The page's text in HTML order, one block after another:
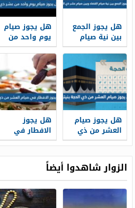
هل يجوز الجمع
بين نية صيام
القضاء وبين
صيام عشر ذي
الحجة
هل يجوز صيام
يوم واحد من
عشر ذي الحجة
هل يجوز صيام
العشر من ذي
الحجة بنيتين
هل يجوز
الافطار في
صيام العشر من
الزوار شاهدوا أيضاً